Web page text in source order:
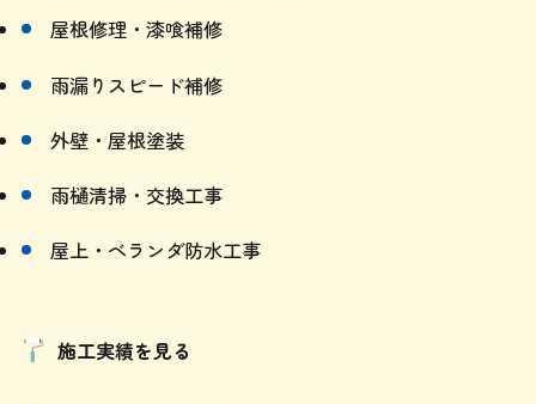
屋根修理・漆喰補修
雨漏りスピード補修
外壁・屋根塗装
雨樋清掃・交換工事
屋上・ベランダ防水工事
施工実績を見る